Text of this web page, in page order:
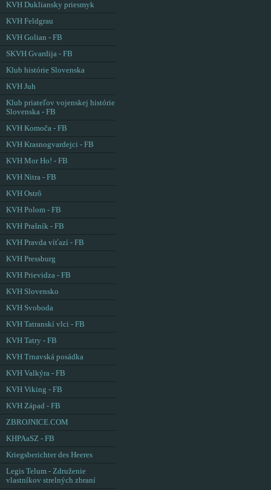
KVH Dukliansky priesmyk
KVH Feldgrau
KVH Golian - FB
SKVH Gvardija - FB
Klub histórie Slovenska
KVH Juh
Klub priateľov vojenskej histórie
Slovenska - FB
KVH Komoča - FB
KVH Krasnogvardejci - FB
KVH Mor Ho! - FB
KVH Nitra - FB
KVH Ostrô
KVH Polom - FB
KVH Prašník - FB
KVH Pravda víťazí - FB
KVH Pressburg
KVH Prievidza - FB
KVH Slovensko
KVH Svoboda
KVH Tatranskí vlci - FB
KVH Tatry - FB
KVH Trnavská posádka
KVH Valkýra - FB
KVH Viking - FB
KVH Západ - FB
ZBROJNICE.COM
KHPAaSZ - FB
Kriegsberichter des Heeres
Legis Telum - Združenie
vlastníkov strelných zbraní